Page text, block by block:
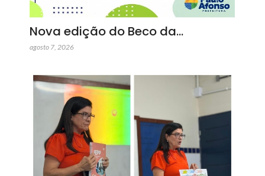
Nova edição do Beco da…
agosto 7, 2026